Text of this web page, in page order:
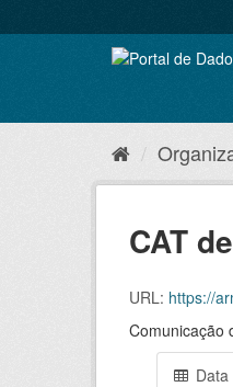
to
CAT
URL: https://
Comunicação